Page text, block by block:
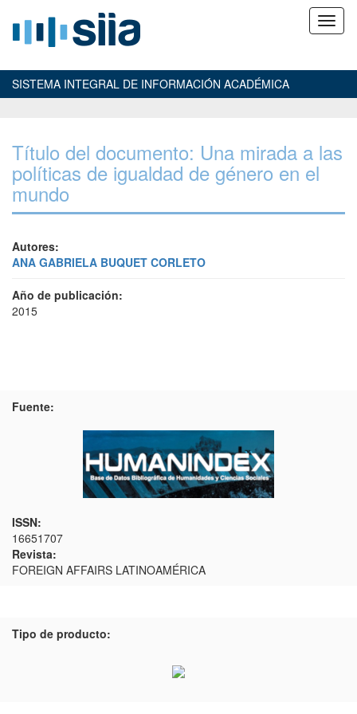
SISTEMA INTEGRAL DE INFORMACIÓN ACADÉMICA
Título del documento: Una mirada a las
políticas de igualdad de género en el
mundo
Autores:
ANA GABRIELA BUQUET CORLETO
Año de publicación:
2015
Fuente:
ISSN:
16651707
Revista:
FOREIGN AFFAIRS LATINOAMÉRICA
Tipo de producto: